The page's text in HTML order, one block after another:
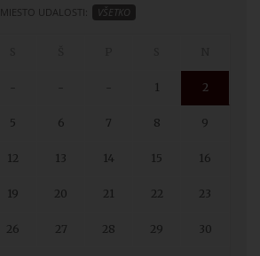
MIESTO UDALOSTI: VŠETKO
1 2
5 6 7 8 9
12 13 14 15 16
19 20 21 22 23
26 27 28 29 30